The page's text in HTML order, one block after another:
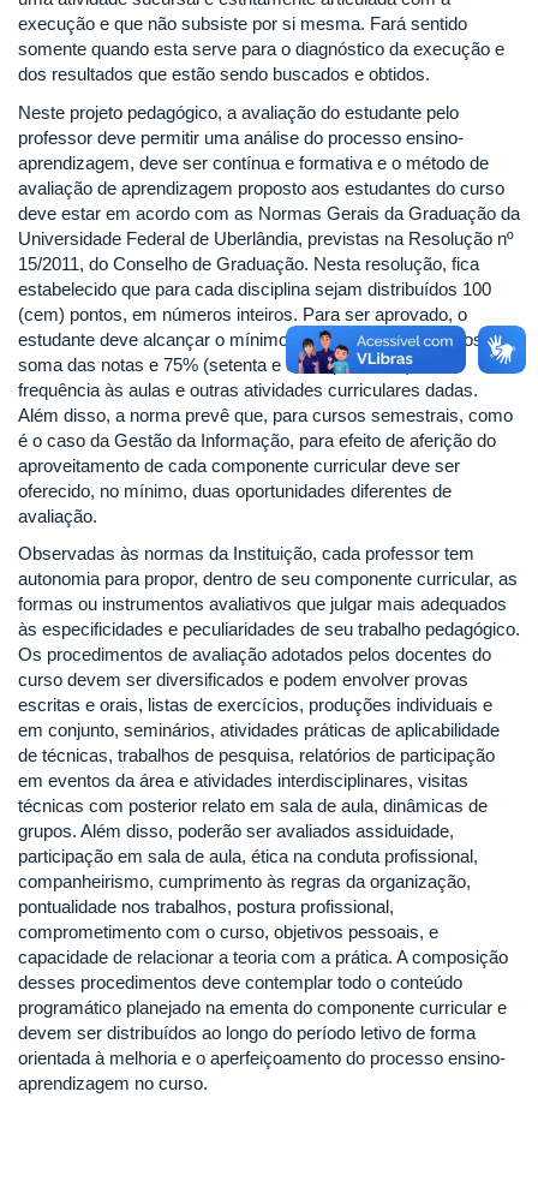
execução e que não subsiste por si mesma. Fará sentido
somente quando esta serve para o diagnóstico da execução e
dos resultados que estão sendo buscados e obtidos.
Neste projeto pedagógico, a avaliação do estudante pelo
professor deve permitir uma análise do processo ensino-
aprendizagem, deve ser contínua e formativa e o método de
avaliação de aprendizagem proposto aos estudantes do curso
deve estar em acordo com as Normas Gerais da Graduação da
Universidade Federal de Uberlândia, previstas na Resolução nº
15/2011, do Conselho de Graduação. Nesta resolução, fica
estabelecido que para cada disciplina sejam distribuídos 100
(cem) pontos, em números inteiros. Para ser aprovado, o
estudante deve alcançar o mínimo de 60 (sessenta) pontos na
soma das notas e 75% (setenta e cinco por cento) de
frequência às aulas e outras atividades curriculares dadas.
Além disso, a norma prevê que, para cursos semestrais, como
é o caso da Gestão da Informação, para efeito de aferição do
aproveitamento de cada componente curricular deve ser
oferecido, no mínimo, duas oportunidades diferentes de
avaliação.
Observadas às normas da Instituição, cada professor tem
autonomia para propor, dentro de seu componente curricular, as
formas ou instrumentos avaliativos que julgar mais adequados
às especificidades e peculiaridades de seu trabalho pedagógico.
Os procedimentos de avaliação adotados pelos docentes do
curso devem ser diversificados e podem envolver provas
escritas e orais, listas de exercícios, produções individuais e
em conjunto, seminários, atividades práticas de aplicabilidade
de técnicas, trabalhos de pesquisa, relatórios de participação
em eventos da área e atividades interdisciplinares, visitas
técnicas com posterior relato em sala de aula, dinâmicas de
grupos. Além disso, poderão ser avaliados assiduidade,
participação em sala de aula, ética na conduta profissional,
companheirismo, cumprimento às regras da organização,
pontualidade nos trabalhos, postura profissional,
comprometimento com o curso, objetivos pessoais, e
capacidade de relacionar a teoria com a prática. A composição
desses procedimentos deve contemplar todo o conteúdo
programático planejado na ementa do componente curricular e
devem ser distribuídos ao longo do período letivo de forma
orientada à melhoria e o aperfeiçoamento do processo ensino-
aprendizagem no curso.